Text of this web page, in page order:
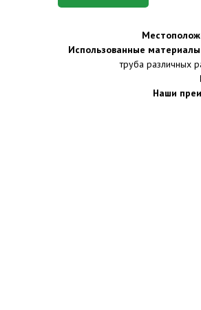
Использованные
труба различных
Наши